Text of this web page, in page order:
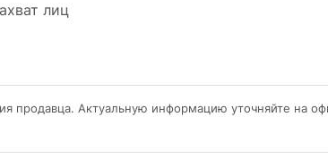
лиц
продавца. Актуальную информацию уточняйте на